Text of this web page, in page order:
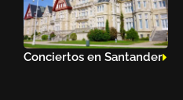
Conciertos en Santander